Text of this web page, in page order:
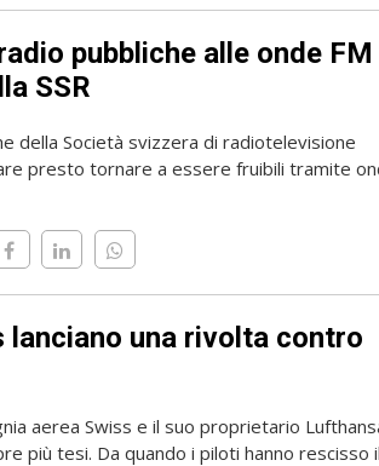
pubbliche alle onde FM
SSR
della Società svizzera di radiotelevisione
presto tornare a essere fruibili tramite
lanciano una rivolta contro
aerea Swiss e il suo proprietario
più tesi. Da quando i piloti hanno rescisso il